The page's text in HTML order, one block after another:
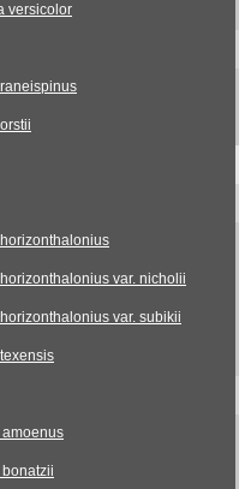
versicolor
var. nicholii
var. subikii